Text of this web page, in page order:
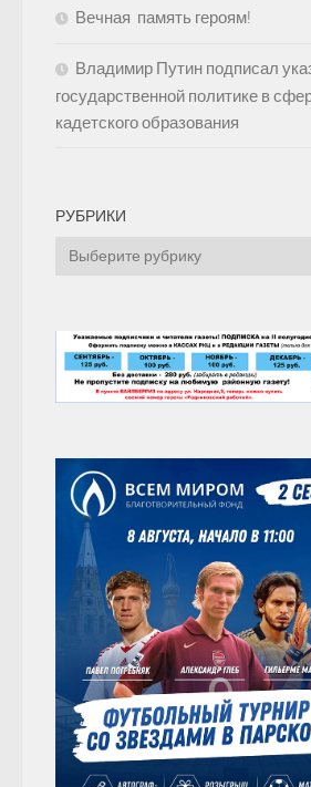
Вечная память героям!
Владимир Путин подписал
государственной политике в
кадетского образования
РУБРИКИ
Рубрики